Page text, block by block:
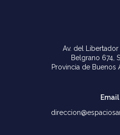
Av. del Libertador
Belgrano 674,
Provincia de Buenos
Email